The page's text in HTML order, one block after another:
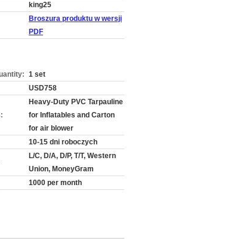
king25
Broszura produktu w wersji
PDF
1 set
USD758
Heavy-Duty PVC Tarpauline
for Inflatables and Carton
for air blower
10-15 dni roboczych
L/C, D/A, D/P, T/T, Western
Union, MoneyGram
1000 per month